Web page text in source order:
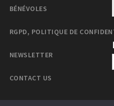
BÉNÉVOLES
RGPD, POLITIQUE DE
NEWSLETTER
CONTACT US